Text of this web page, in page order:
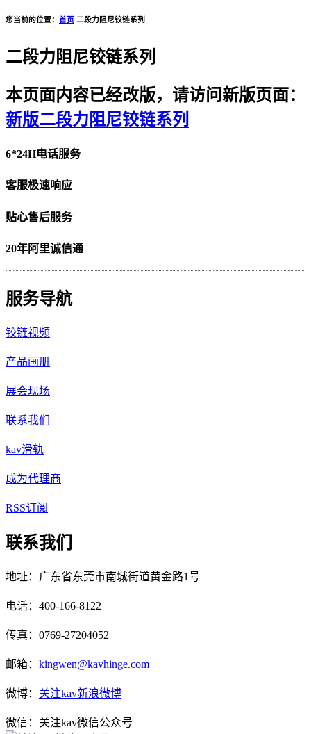
您当前的位置： 首页 二段力阻尼铰链系列
二段力阻尼铰链系列
本页面内容已经改版，请访问新版页面：
新版二段力阻尼铰链系列
6*24H电话服务
客服极速响应
贴心售后服务
20年阿里诚信通
服务导航
铰链视频
产品画册
展会现场
联系我们
kav滑轨
成为代理商
RSS订阅
联系我们
地址：广东省东莞市南城街道黄金路1号
电话：400-166-8122
传真：0769-27204052
邮箱： kingwen@kavhinge.com
微博： 关注kav新浪微博
微信：关注kav微信公众号